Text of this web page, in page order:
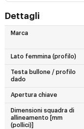
Dettagli
Marca
Lato femmina (profilo)
Testa bullone / profilo
dado
Apertura chiave
Dimensioni squadra di
allineamento [mm
(pollici)]